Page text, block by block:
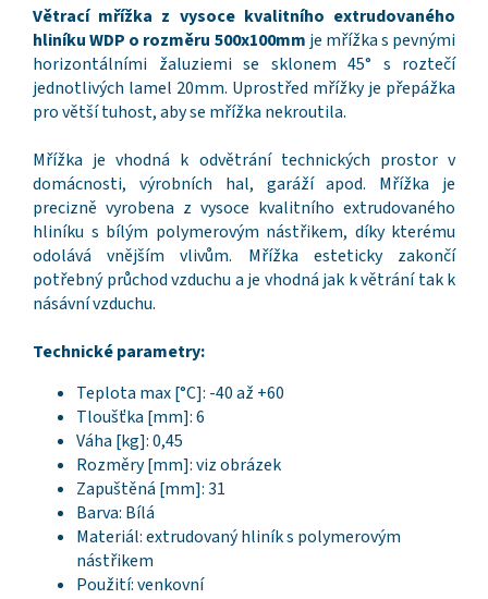
Větrací mřížka z vysoce kvalitního extrudovaného
hliníku WDP o rozměru 500x100mm je mřížka s pevnými
horizontálními žaluziemi se sklonem 45° s roztečí
jednotlivých lamel 20mm. Uprostřed mřížky je přepážka
pro větší tuhost, aby se mřížka nekroutila.
Mřížka je vhodná k odvětrání technických prostor v
domácnosti, výrobních hal, garáží apod. Mřížka je
precizně vyrobena z vysoce kvalitního extrudovaného
hliníku s bílým polymerovým nástřikem, díky kterému
odolává vnějším vlivům. Mřížka esteticky zakončí
potřebný průchod vzduchu a je vhodná jak k větrání tak k
násávní vzduchu.
Technické parametry:
Teplota max [°C]: -40 až +60
Tloušťka [mm]: 6
Váha [kg]: 0,45
Rozměry [mm]: viz obrázek
Zapuštěná [mm]: 31
Barva: Bílá
Materiál: extrudovaný hliník s polymerovým
nástřikem
Použití: venkovní